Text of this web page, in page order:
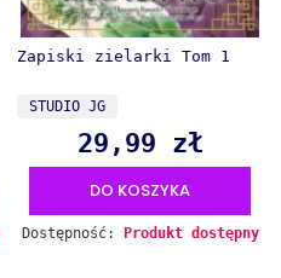
Zapiski zielarki Tom 1
PRODUCENT
STUDIO JG
Cena
29,99 zł
DO KOSZYKA
Dostępność: Produkt dostępny